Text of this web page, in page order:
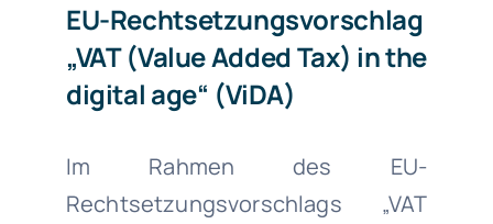
EU-Rechtsetzungsvorschlag
„VAT (Value Added Tax) in the
digital age“ (ViDA)
Im Rahmen des EU-
Rechtsetzungsvorschlags „VAT